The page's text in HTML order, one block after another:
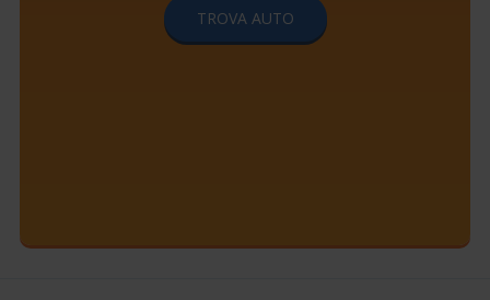
TROVA AUTO